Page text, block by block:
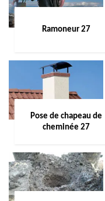
Ramoneur 27
Pose de chapeau de
cheminée 27